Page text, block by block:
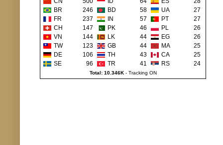
BR
246 BD 58 UA
27
FR
237 IN 57 PT
27
CH
147 PK 46 PL
26
VN
144 LK 44 EG
26
TW
123 GB 44 MA
25
DE
106 TH 43 CA
25
SE
96 TR 41 RS 24
Total: 10.346K- Tracking ON